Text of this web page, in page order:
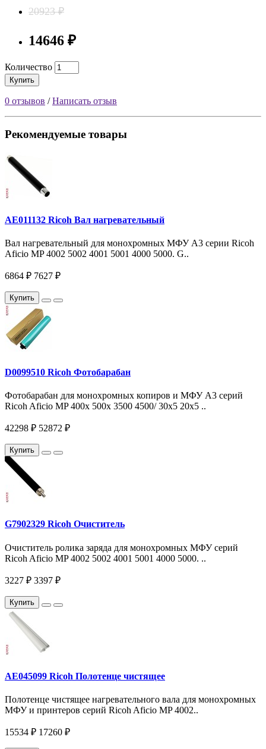
20923 ₽
14646 ₽
Количество
Купить
0 отзывов /Написать отзыв
Рекомендуемые товары
AE011132 Ricoh Вал нагревательный
Вал нагревательный для монохромных МФУ A3 серии Ricoh
Aficio MP 4002 5002 4001 5001 4000 5000. G..
6864 ₽ 7627 ₽
Купить
D0099510 Ricoh Фотобарабан
Фотобарабан для монохромных копиров и МФУ A3 серий
Ricoh Aficio MP 400x 500x 3500 4500/ 30x5 20x5 ..
42298 ₽ 52872 ₽
Купить
G7902329 Ricoh Очиститель
Очиститель ролика заряда для монохромных МФУ серий
Ricoh Aficio MP 4002 5002 4001 5001 4000 5000. ..
3227 ₽ 3397 ₽
Купить
AE045099 Ricoh Полотенце чистящее
Полотенце чистящее нагревательного вала для монохромных
МФУ и принтеров серий Ricoh Aficio MP 4002..
15534 ₽ 17260 ₽